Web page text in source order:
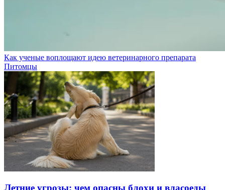
Как ученые воплощают идею ветеринарного препарата
Питомцы
Летние угрозы: чем опасны блохи и власоеды